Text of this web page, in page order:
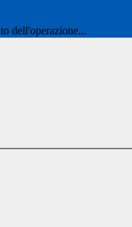
dell'operazione...